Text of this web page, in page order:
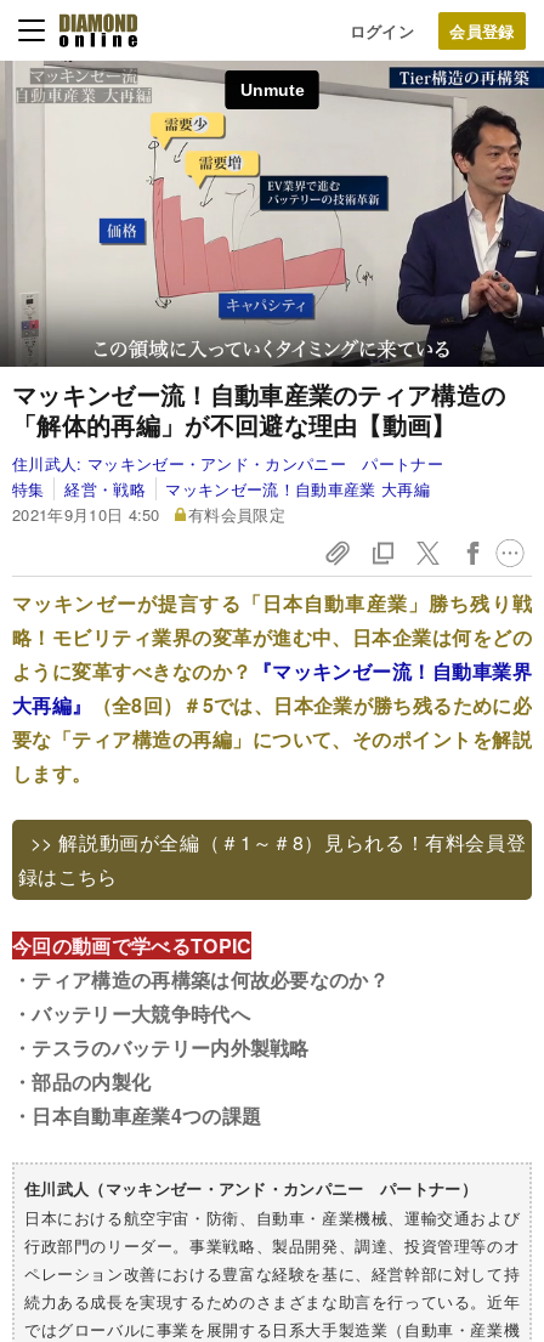
ログイン
マッキンゼー流！自動車産業のティア構造の
「解体的再編」が不回避な理由【動画】
住川武人: マッキンゼー・アンド・カンパニー パートナー
特集
経営・戦略
マッキンゼー流！自動車産業 大再編
2021年9月10日 4:50
有料会員限定
マッキンゼーが提言する「日本自動車産業」勝ち残り戦
略！モビリティ業界の変革が進む中、日本企業は何をどの
ように変革すべきなのか？ 『マッキンゼー流！自動車業界
大再編』
（全8回）＃5では、日本企業が勝ち残るために必
要な「ティア構造の再編」について、そのポイントを解説
します。
>> 解説動画が全編（＃1～＃8）見られる！有料会員登
録はこちら
今回の動画で学べるTOPIC
・ティア構造の再構築は何故必要なのか？
・バッテリー大競争時代へ
・テスラのバッテリー内外製戦略
・部品の内製化
・日本自動車産業4つの課題
住川武人（マッキンゼー・アンド・カンパニー パートナー）
日本における航空宇宙・防衛、自動車・産業機械、運輸交通および
行政部門のリーダー。事業戦略、製品開発、調達、投資管理等のオ
ペレーション改善における豊富な経験を基に、経営幹部に対して持
続力ある成長を実現するためのさまざまな助言を行っている。近年
ではグローバルに事業を展開する日系大手製造業（自動車・産業機